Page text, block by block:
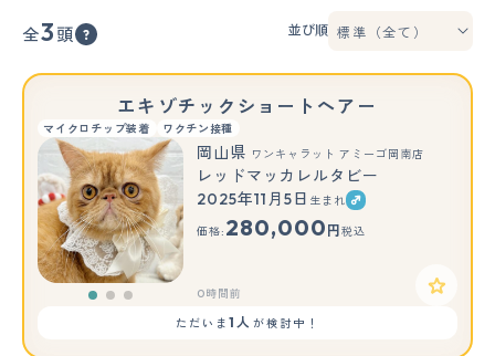
全3 頭 並び順
エキゾチックショートヘアー
マイクロチップ装着 ワクチン接種
もっと見る
岡山県 ワンキャラット アミーゴ岡南店
レッドマッカレルタビー
2025年11月5日 生まれ
価格: 280,000 円 税込
0時間前
ただいま1人 が検討中！